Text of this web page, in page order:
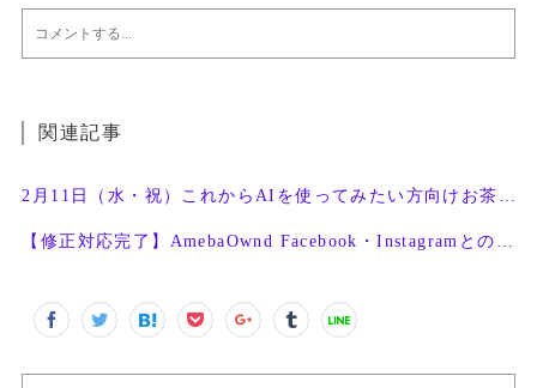
関連記事
2月11日（水・祝）これからAIを使ってみたい方向けお茶会開催
【修正対応完了】AmebaOwnd Facebook・Instagramとの連携機能